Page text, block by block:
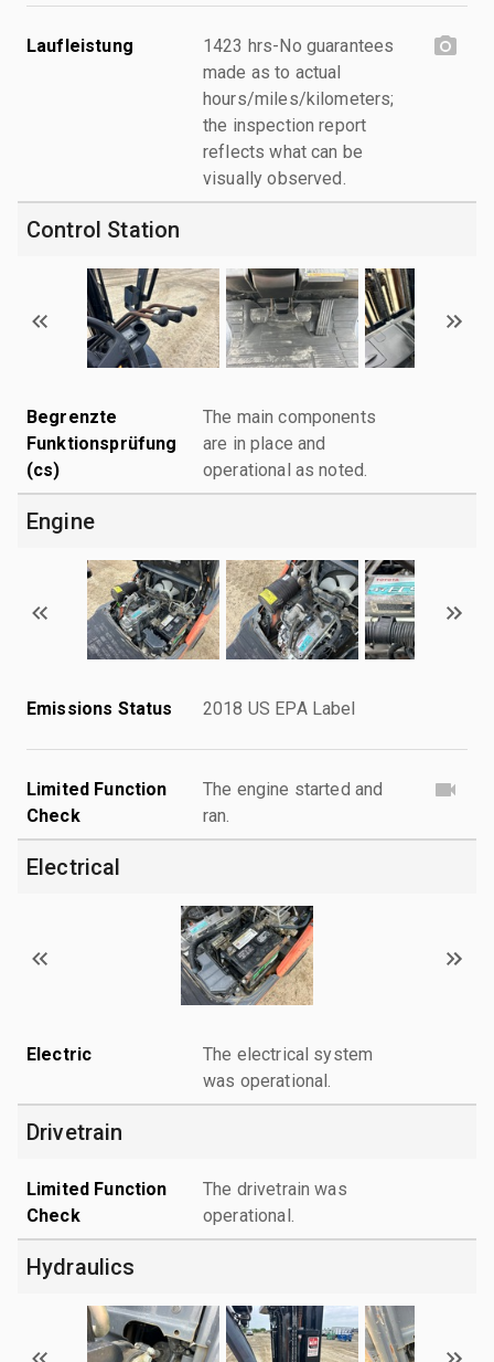
Laufleistung
1423 hrs-No guarantees
made as to actual
hours/miles/kilometers;
the inspection report
reflects what can be
visually observed.
Control Station
Begrenzte
Funktionsprüfung
(cs)
The main components
are in place and
operational as noted.
Engine
Emissions Status 2018 US EPA Label
Limited Function
Check
The engine started and
ran.
Electrical
Electric
The electrical system
was operational.
Drivetrain
Limited Function
Check
The drivetrain was
operational.
Hydraulics